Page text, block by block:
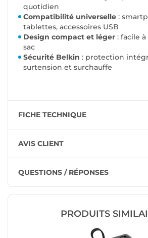
quotidien
Compatibilité universelle :
tablettes, accessoires USB
Design compact et léger : facile
sac
Sécurité Belkin : protection
surtension et surchauffe
FICHE TECHNIQUE
AVIS CLIENT
QUESTIONS / RÉPONSES
PRODUITS